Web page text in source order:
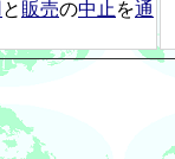
と 販売の中止 を通